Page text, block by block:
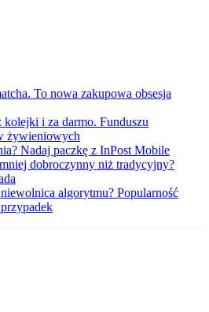
To nowa zakupowa obsesja
i za darmo. Funduszu
żywieniowych
Nadaj paczkę z InPost Mobile
dobroczynny niż tradycyjny?
algorytmu? Popularność